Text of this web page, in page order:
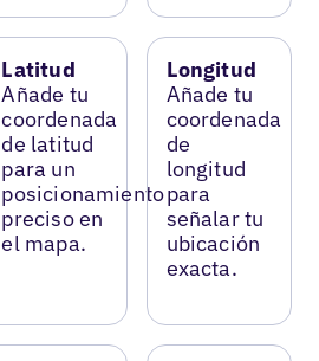
Latitud
Añade tu
coordenada
de latitud
para un
posicionamiento
preciso en
el mapa.
Longitud
Añade tu
coordenada
de
longitud
para
señalar tu
ubicación
exacta.